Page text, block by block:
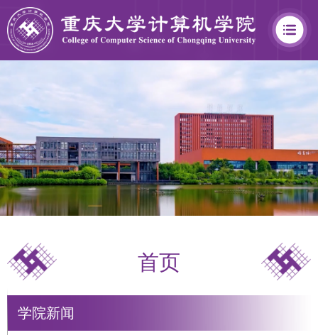
学
院
首页
学院新闻